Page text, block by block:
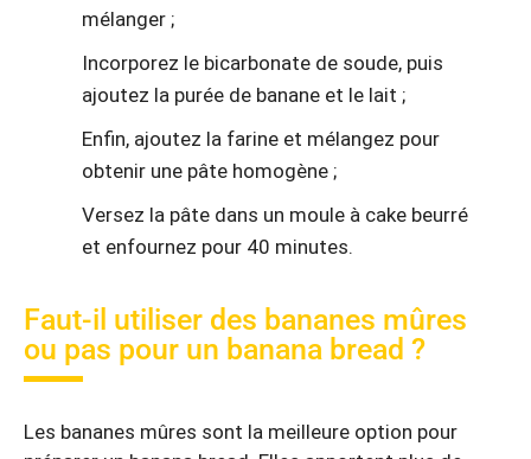
mélanger ;
Incorporez le bicarbonate de soude, puis
ajoutez la purée de banane et le lait ;
Enfin, ajoutez la farine et mélangez pour
obtenir une pâte homogène ;
Versez la pâte dans un moule à cake beurré
et enfournez pour 40 minutes.
Faut-il utiliser des bananes mûres
ou pas pour un banana bread ?
Les bananes mûres sont la meilleure option pour